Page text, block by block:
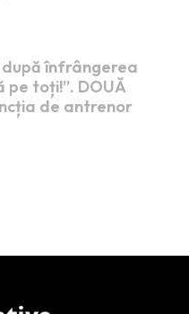
după înfrângerea
pe toți!”. DOUĂ
de antrenor